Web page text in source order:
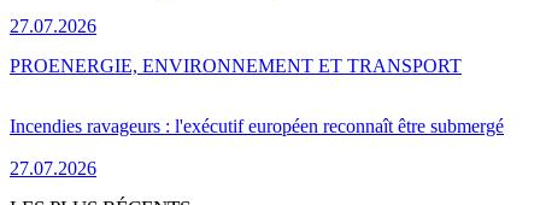
27.07.2026
Incendies ravageurs : l'exécutif européen reconnaît être submergé
27.07.2026
PROENERGIE, ENVIRONNEMENT ET TRANSPORT